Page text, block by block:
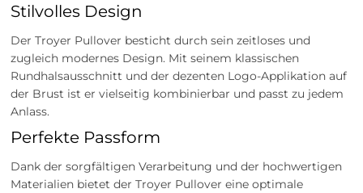
Stilvolles Design
Der Troyer Pullover besticht durch sein zeitloses und
zugleich modernes Design. Mit seinem klassischen
Rundhalsausschnitt und der dezenten Logo-Applikation auf
der Brust ist er vielseitig kombinierbar und passt zu jedem
Anlass.
Perfekte Passform
Dank der sorgfältigen Verarbeitung und der hochwertigen
Materialien bietet der Troyer Pullover eine optimale